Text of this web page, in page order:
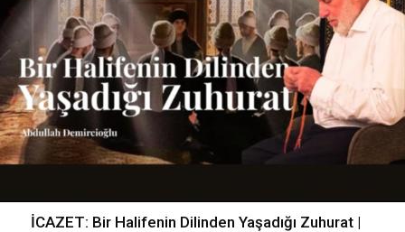
İCAZET: Bir Halifenin Dilinden Yaşadığı Zuhurat |